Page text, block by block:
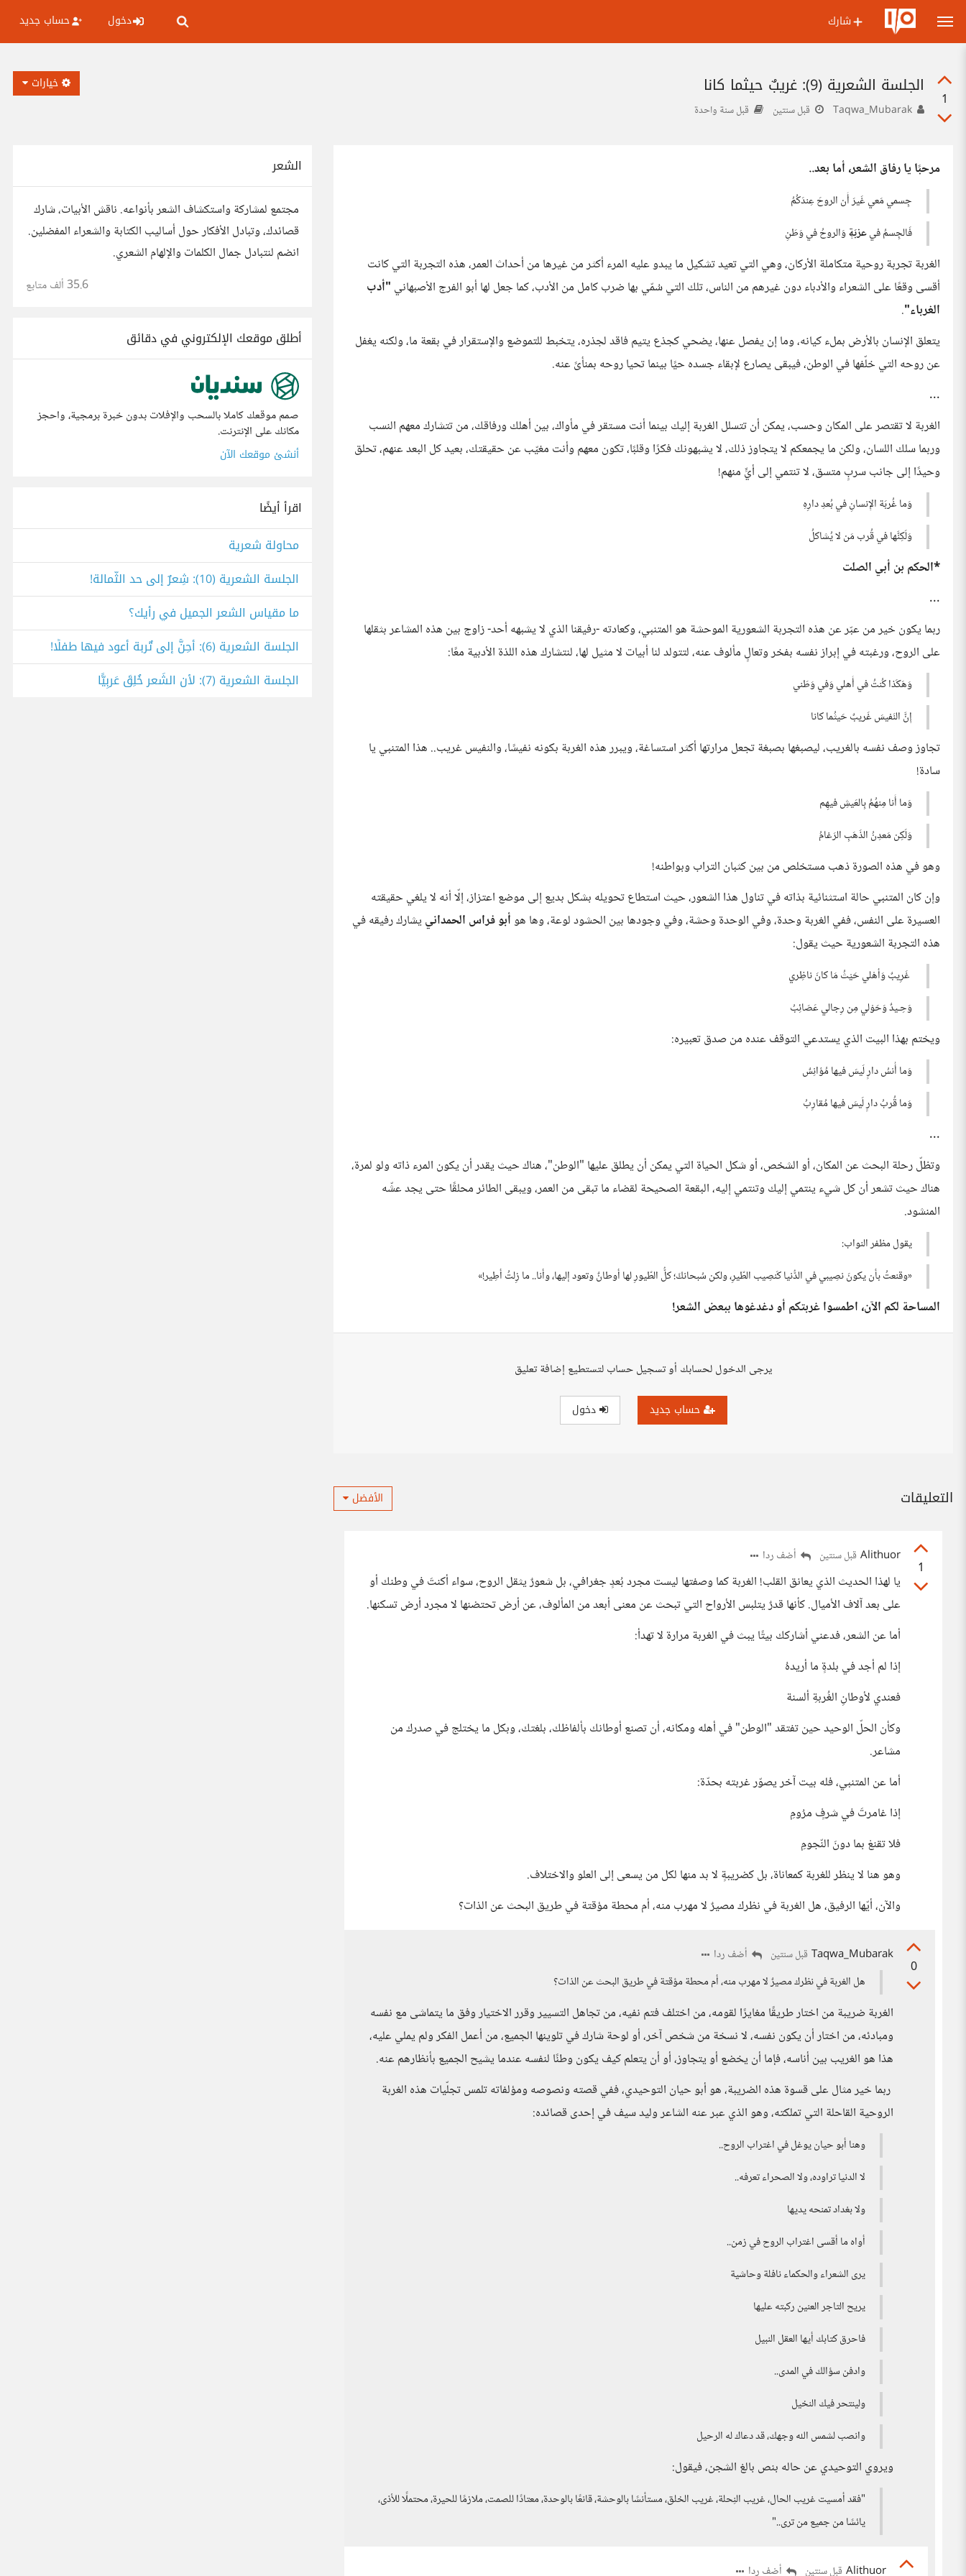
شارك دخول حساب جديد
1
الجلسة الشعرية (9): غريبٌ حيثما كانا
قبل سنتين قبل سنة واحدة
خيارات
مرحبًا يا رفاق الشعر، أما بعد..
جِسمي مَعي غَيرَ أَن الروحَ عِندَكُمُ
فَالجِسمُ فيعزبَةٍوَالروحُ في وَطَنِ
الغربة تجربة روحية متكاملة الأركان، وهي التي تعيد تشكيل ما يبدو عليه المرء أكثر من غيرها من أحداث العمر، هذه التجربة التي كانت
أقسى وقعًا على الشعراء والأدباء دون غيرهم من الناس، تلك التي سُمّي بها ضرب كامل من الأدب، كما جعل لها أبو الفرج الأصبهاني "أدب
الغرباء".
يتعلق الإنسان بالأرض بملء كيانه، وما إن يفصل عنها، يضحي كجذع يتيم فاقد لجذره، يتخبط للتموضع والإستقرار في بقعة ما، ولكنه يغفل
عن روحه التي خلّفها في الوطن، فيبقى يصارع لإبقاء جسده حيًا بينما تحيا روحه بمنأىً عنه.
...
الغربة لا تقتصر على المكان وحسب، يمكن أن تتسلل الغربة إليك بينما أنت مستقر في مأواك، بين أهلك ورفاقك، من تتشارك معهم النسب
وربما سلك اللسان، ولكن ما يجمعكم لا يتجاوز ذلك، لا يشبهونك فكرًا وقلبًا، تكون معهم وأنت مغيّب عن حقيقتك، بعيد كل البعد عنهم، تحلق
وحيدًا إلى جانب سربٍ متسق، لا تنتمي إلى أيٍّ منهم!
وَما غُربَة الإِنسانِ في بُعدِ دارِهِ
وَلَكِنَّها في قُرب مَن لا يُشاكلُ
*الحكم بن أبي الصلت
...
ربما يكون خير من عبّر عن هذه التجربة الشعورية الموحشة هو المتنبي، وكعادته -رفيقنا الذي لا يشبهه أحد- زاوج بين هذه المشاعر بثقلها
على الروح، ورغبته في إبراز نفسه بفخر وتعالٍ مألوف عنه، لتتولد لنا أبيات لا مثيل لها، لنتشارك هذه اللذة الأدبية معًا:
وَهَكَذا كُنتُ في أَهلي وَفي وَطَني
إِنَّ النَفيسَ غَريبٌ حَيثُما كانا
تجاوز وصف نفسه بالغريب، ليصبغها بصبغة تجعل مرارتها أكثر استساغة، ويبرر هذه الغربة بكونه نفيسًا، والنفيس غريب.. هذا المتنبي يا
سادة!
وَما أَنا مِنهُمُ بِالعَيشِ فيهِم
وَلَكِن مَعدِنُ الذَهَبِ الرَغامُ
وهو في هذه الصورة ذهب مستخلص من بين كثبان التراب وبواطنه!
وإن كان المتنبي حالة استثنائية بذاته في تناول هذا الشعور، حيث استطاع تحويله بشكل بديع إلى موضع اعتزاز، إلّا أنه لا يلغي حقيقته
العسيرة على النفس، ففي الغربة وحدة، وفي الوحدة وحشة، وفي وجودها بين الحشود لوعة، وها هوأبو فراس الحمداني يشارك رفيقه في
هذه التجربة الشعورية حيث يقول:
غَرِيبٌ وَأهْلي حَيْثُ مَا كانَ ناظِري
وَحِـيدٌ وَحَوْلي مِن رِجالي عَصَائِبُ
ويختم بهذا البيت الذي يستدعي التوقف عنده من صدق تعبيره:
وَما أُنسُ دارٍ لَيسَ فيها مُؤانِسٌ
وَما قُربُ دارٍ لَيسَ فيها مُقارِبُ
...
وتظلّ رحلة البحث عن المكان، أو الشخص، أو شكل الحياة التي يمكن أن يطلق عليها "الوطن"، هناك حيث يقدر أن يكون المرء ذاته ولو لمرة،
هناك حيث تشعر أن كل شيء ينتمي إليك وتنتمي إليه، البقعة الصحيحة لقضاء ما تبقى من العمر، ويبقى الطائر محلقًا حتى يجد عشّه
المنشود.
يقول مظفر النواب:
«وقنعتُ بأن يكونَ نصِيبي في الدُّنيا كَنصِيب الطّيرِ، ولكن سُبحانكَ؛ كلُّ الطّيورِ لها أوطانٌ وتعود إليها، وأنا.. ما زِلتُ أطِير!»
المساحة لكم الآن، اطمسوا غربتكم أو دغدغوها ببعض الشعر!
يرجى الدخول لحسابك أو تسجيل حساب لتستطيع إضافة تعليق
حساب جديد دخول
التعليقات الأفضل
1
Alithuor قبل سنتين أضف ردا
يا لهذا الحديث الذي يعانق القلب! الغربة كما وصفتها ليست مجرد بُعدٍ جغرافي، بل شعورٌ يثقل الروح، سواء أكنتَ في وطنك أو
على بعد آلاف الأميال. كأنها قدرٌ يتلبس الأرواح التي تبحث عن معنى أبعد من المألوف، عن أرض تحتضنها لا مجرد أرض تسكنها.
أما عن الشعر، فدعني أشاركك بيتًا يبث في الغربة مرارة لا تهدأ:
إذا لم أجد في بلدةٍ ما أريدهُ
فعندي لأوطانِ الغُربةِ ألسنة
وكأن الحلّ الوحيد حين تفتقد "الوطن" في أهله ومكانه، أن تصنع أوطانك بألفاظك، بلغتك، وبكل ما يختلج في صدرك من
مشاعر.
أما عن المتنبي، فله بيت آخر يصوّر غربته بحدّة:
إذا غامرتَ في شرفٍ مرُومِ
فلا تقنعْ بما دونَ النّجومِ
وهو هنا لا ينظر للغربة كمعاناة، بل كضريبةٍ لا بد منها لكل من يسعى إلى العلو والاختلاف.
والآن، أيّها الرفيق، هل الغربة في نظرك مصيرٌ لا مهرب منه، أم محطة مؤقتة في طريق البحث عن الذات؟
0
Taqwa_Mubarak قبل سنتين
أضف ردا
هل الغربة في نظرك مصيرٌ لا مهرب منه، أم محطة مؤقتة في طريق البحث عن الذات؟
الغربة ضريبة من اختار طريقًا مغايرًا لقومه، من اختلف فتم نفيه، من تجاهل التسيير وقرر الاختيار وفق ما يتماشى مع نفسه
ومبادئه، من اختار أن يكون نفسه، لا نسخة من شخص آخر، أو لوحة شارك في تلوينها الجميع، من أعمل الفكر ولم يملي عليه،
هذا هو الغريب بين أناسه، فإما أن يخضع أو يتجاوز، أو أن يتعلم كيف يكون وطنًا لنفسه عندما يشيح الجميع بأنظارهم عنه.
ربما خير مثال على قسوة هذه الضريبة، هو أبو حيان التوحيدي، ففي قصته ونصوصه ومؤلفاته تلمس تجلّيات هذه الغربة
الروحية القاحلة التي تملكته، وهو الذي عبر عنه الشاعر وليد سيف في إحدى قصائده:
وهنا أبو حيان يوغل في اغتراب الروح..
لا الدنيا تراوده، ولا الصحراء تعرفه..
ولا بغداد تمنحه يديها
أواه ما أقسى اغتراب الروح في زمن..
يرى الشعراء والحكماء نافلة وحاشية
يريح التاجر العنين ركبته عليها
فاحرق كتابك أيها العقل النبيل
وادفن سؤالك في المدى..
ولينتحر فيك النخيل
وانصب لشمس الله وجهك، قد دعاك له الرحيل
ويروي التوحيدي عن حاله بنص بالغ الشجن، فيقول:
"فقد أمسيت غريب الحال، غريب النِحلة، غريب الخلق، مستأنسًا بالوحشة، قانعًا بالوحدة، معتادًا للصمت، ملازمًا للحيرة، محتملًا للأذى،
يائسًا من جميع من ترى.."
Alithuor قبل سنتين أضف ردا
الشعر
مجتمع لمشاركة واستكشاف الشعر بأنواعه. ناقش الأبيات، شارك
قصائدك، وتبادل الأفكار حول أساليب الكتابة والشعراء المفضلين.
انضم لنتبادل جمال الكلمات والإلهام الشعري.
35.6 ألف متابع
أطلق موقعك الإلكتروني في دقائق
صمم موقعك كاملا بالسحب والإفلات بدون خبرة برمجية، واحجز
مكانك على الإنترنت.
أنشئ موقعك الآن
اقرأ أيضًا
محاولة شعرية
الجلسة الشعرية (10): شِعرٌ إلى حد الثّمالة!
ما مقياس الشعر الجميل في رأيك؟
الجلسة الشعرية (6): أحِنُّ إلى تٌربة أعود فيها طفلًا!
الجلسة الشعرية (7): لأن الشِّعر خُلِقَ عَربِيًّا